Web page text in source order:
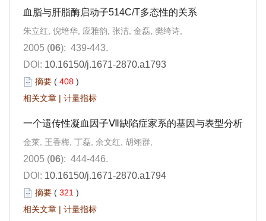
血脂与肝脂酶启动子514C/T多态性的关系
朱立红, 倪培华, 应雅韵, 张洁, 金磊, 樊绮诗,
2005 (06): 439-443.
DOI: 10.16150/j.1671-2870.a1793
摘要 ( 408 )
相关文章 | 计量指标
一个遗传性凝血因子Ⅶ缺陷症家系的基因与表型分析
金莱, 王香梅, 丁磊, 余文红, 胡翊群,
2005 (06): 444-446.
DOI: 10.16150/j.1671-2870.a1794
摘要 ( 321 )
相关文章 | 计量指标